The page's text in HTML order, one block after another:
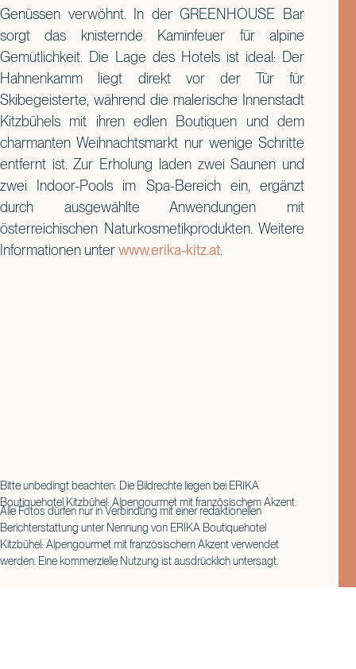
Genüssen verwöhnt. In der GREENHOUSE Bar
sorgt das knisternde Kaminfeuer für alpine
Gemütlichkeit. Die Lage des Hotels ist ideal: Der
Hahnenkamm liegt direkt vor der Tür für
Skibegeisterte, während die malerische Innenstadt
Kitzbühels mit ihren edlen Boutiquen und dem
charmanten Weihnachtsmarkt nur wenige Schritte
entfernt ist. Zur Erholung laden zwei Saunen und
zwei Indoor-Pools im Spa-Bereich ein, ergänzt
durch ausgewählte Anwendungen mit
österreichischen Naturkosmetikprodukten. Weitere
Informationen unterwww.erika-kitz.at
Bitte unbedingt beachten: Die Bildrechte liegen bei ERIKA
Boutiquehotel Kitzbühel: Alpengourmet mit französischem Akzent.
Alle Fotos dürfen nur in Verbindung mit einer redaktionellen
Berichterstattung unter Nennung von ERIKA Boutiquehotel
Kitzbühel: Alpengourmet mit französischem Akzent verwendet
werden. Eine kommerzielle Nutzung ist ausdrücklich untersagt.